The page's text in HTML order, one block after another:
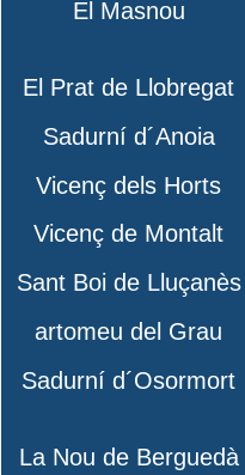
El Masnou
El Prat de Llobregat
Sadurní d´Anoia
Vicenç dels Horts
Vicenç de Montalt
Sant Boi de Lluçanès
artomeu del Grau
Sadurní d´Osormort
La Nou de Berguedà